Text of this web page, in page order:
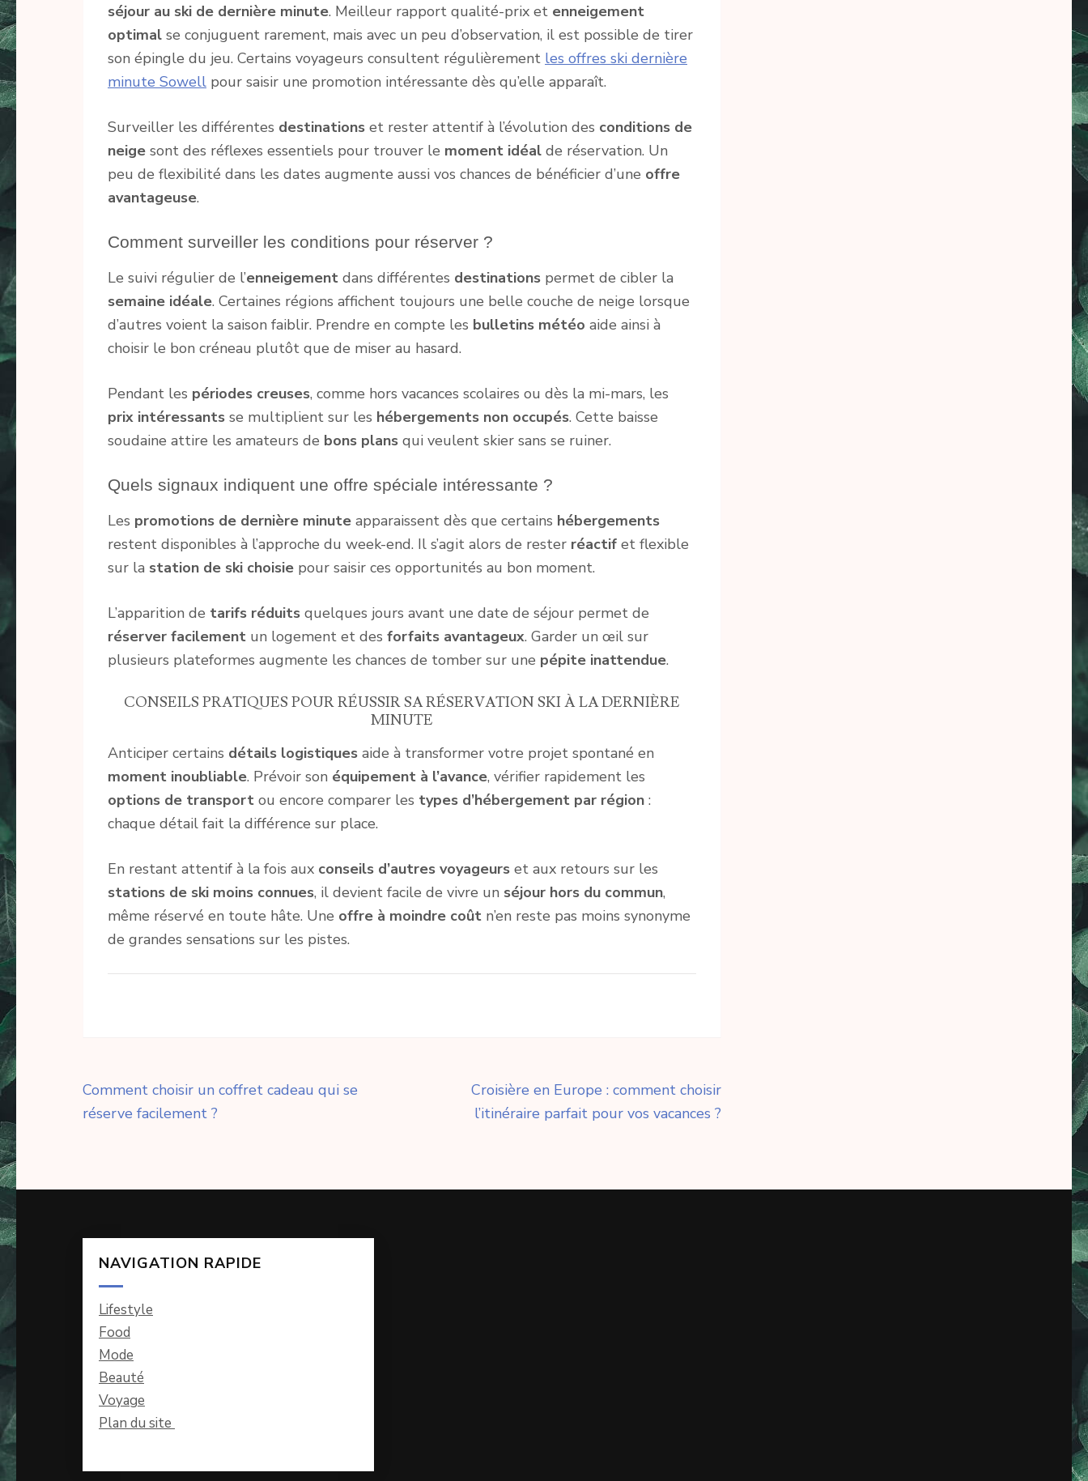
séjour au ski de dernière minute. Meilleur rapport qualité-prix et enneigement
optimal se conjuguent rarement, mais avec un peu d’observation, il est possible de tirer
son épingle du jeu. Certains voyageurs consultent régulièrement les offres ski dernière
minute Sowell pour saisir une promotion intéressante dès qu’elle apparaît.
Surveiller les différentes destinations et rester attentif à l’évolution des conditions de
neige sont des réflexes essentiels pour trouver le moment idéal de réservation. Un
peu de flexibilité dans les dates augmente aussi vos chances de bénéficier d’une offre
avantageuse.
Comment surveiller les conditions pour réserver ?
Le suivi régulier de l’enneigement dans différentes destinations permet de cibler la
semaine idéale. Certaines régions affichent toujours une belle couche de neige lorsque
d’autres voient la saison faiblir. Prendre en compte les bulletins météo aide ainsi à
choisir le bon créneau plutôt que de miser au hasard.
Pendant les périodes creuses, comme hors vacances scolaires ou dès la mi-mars, les
prix intéressants se multiplient sur les hébergements non occupés. Cette baisse
soudaine attire les amateurs de bons plans qui veulent skier sans se ruiner.
Quels signaux indiquent une offre spéciale intéressante ?
Les promotions de dernière minute apparaissent dès que certains hébergements
restent disponibles à l’approche du week-end. Il s’agit alors de rester réactif et flexible
sur la station de ski choisie pour saisir ces opportunités au bon moment.
L’apparition de tarifs réduits quelques jours avant une date de séjour permet de
réserver facilement un logement et des forfaits avantageux. Garder un œil sur
plusieurs plateformes augmente les chances de tomber sur une pépite inattendue.
CONSEILS PRATIQUES POUR RÉUSSIR SA RÉSERVATION SKI À LA DERNIÈRE
MINUTE
Anticiper certains détails logistiques aide à transformer votre projet spontané en
moment inoubliable. Prévoir son équipement à l’avance, vérifier rapidement les
options de transport ou encore comparer les types d’hébergement par région :
chaque détail fait la différence sur place.
En restant attentif à la fois aux conseils d’autres voyageurs et aux retours sur les
stations de ski moins connues, il devient facile de vivre un séjour hors du commun,
même réservé en toute hâte. Une offre à moindre coût n’en reste pas moins synonyme
de grandes sensations sur les pistes.
Navigation
de
Comment choisir un coffret cadeau qui se
réserve facilement ?
Croisière en Europe : comment choisir
l’itinéraire parfait pour vos vacances ?
NAVIGATION RAPIDE
Lifestyle
Food
Mode
Beauté
Voyage
Plan du site